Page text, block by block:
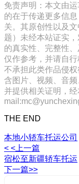
免责声明：本文由
的在于传递更多信
关。其原创性以及
题）未经本站证实
的真实性、完整性
仅作参考，并请自
不承担此类作品侵
含图片、视频、音
并提供相关证明，
THE END
本地小轿车托运公司
< <上一篇
宿松至新疆轿车托运
下一篇>>